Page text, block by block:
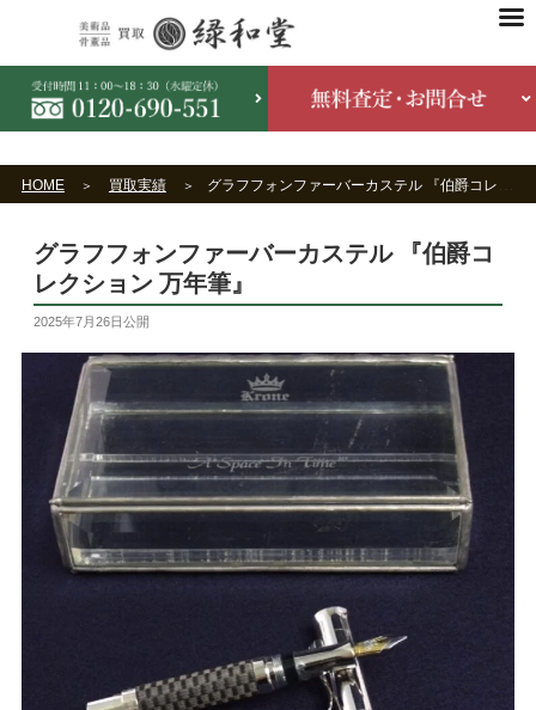
HOME 買取実績 グラフフォンファーバーカステル 『伯爵コレクション 万年筆』
グラフフォンファーバーカステル 『伯爵コ
レクション 万年筆』
2025年7月26日公開